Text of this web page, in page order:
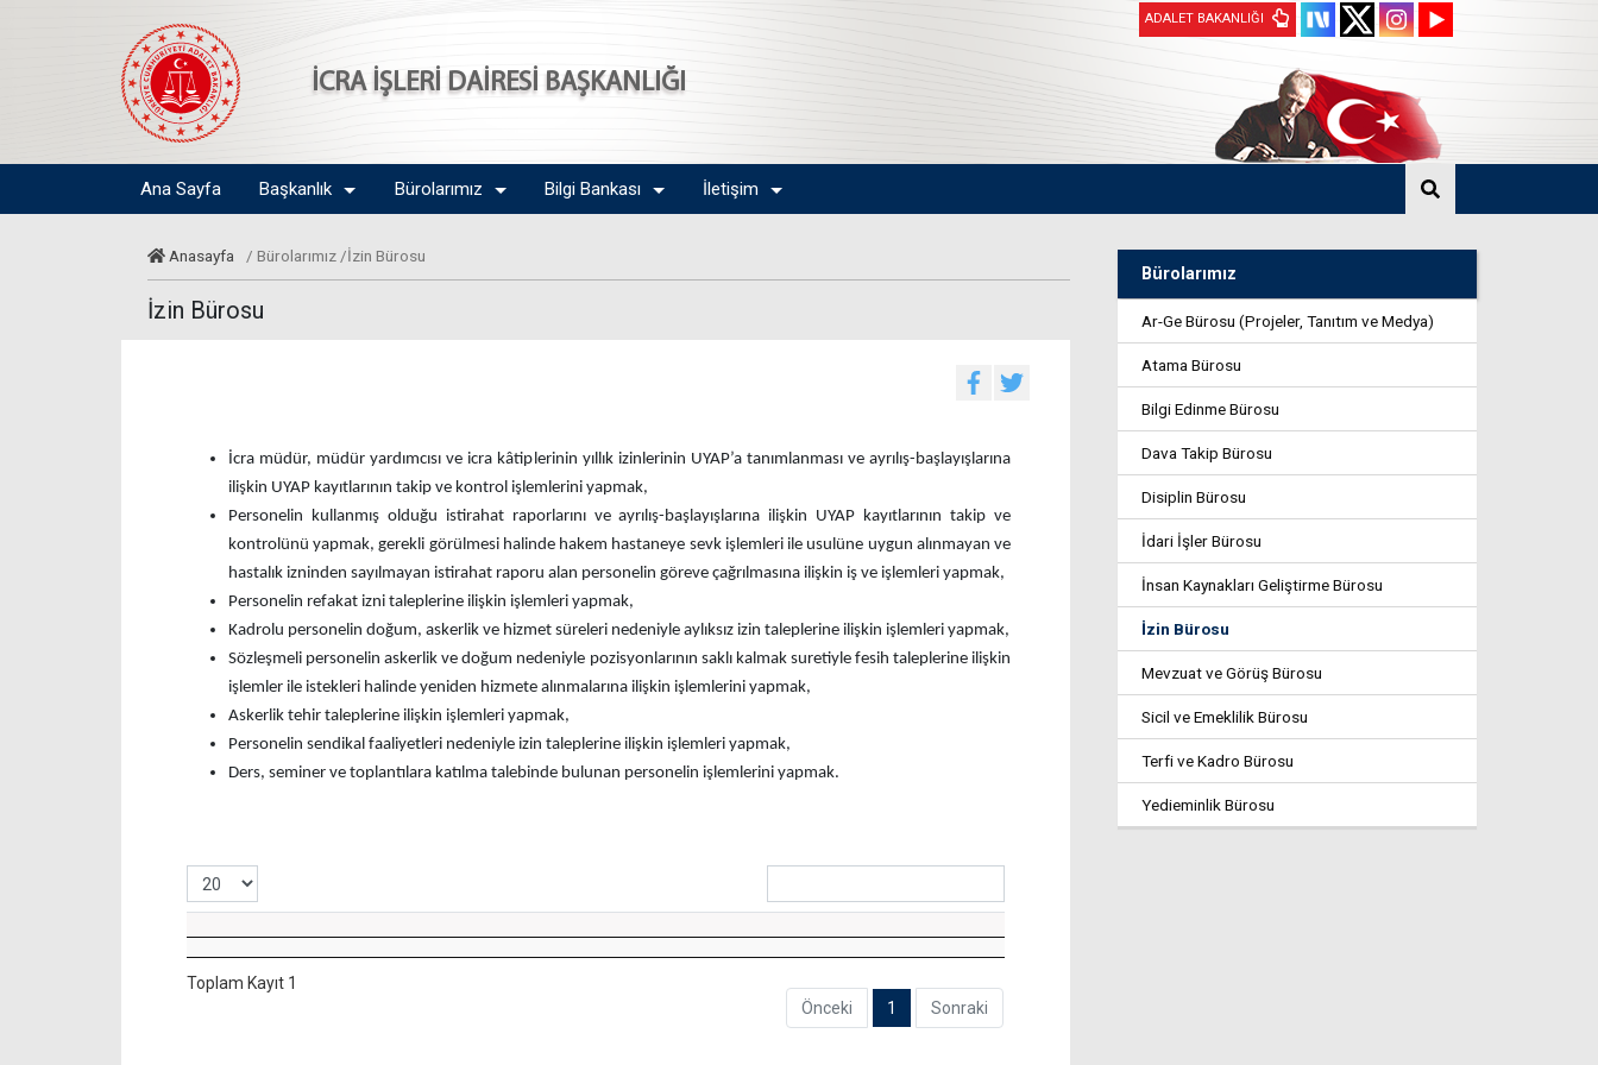
İCRA İŞLERİ DAİRESİ BAŞKANLIĞI
ADALET BAKANLIĞI
Ana Sayfa Başkanlık Bürolarımız Bilgi Bankası İletişim
Anasayfa / Bürolarımız /İzin Bürosu
İzin Bürosu
İcra müdür, müdür yardımcısı ve icra kâtiplerinin yıllık izinlerinin UYAP’a tanımlanması ve ayrılış-başlayışlarına
ilişkin UYAP kayıtlarının takip ve kontrol işlemlerini yapmak,
Personelin kullanmış olduğu istirahat raporlarını ve ayrılış-başlayışlarına ilişkin UYAP kayıtlarının takip ve
kontrolünü yapmak, gerekli görülmesi halinde hakem hastaneye sevk işlemleri ile usulüne uygun alınmayan ve
hastalık izninden sayılmayan istirahat raporu alan personelin göreve çağrılmasına ilişkin iş ve işlemleri yapmak,
Personelin refakat izni taleplerine ilişkin işlemleri yapmak,
Kadrolu personelin doğum, askerlik ve hizmet süreleri nedeniyle aylıksız izin taleplerine ilişkin işlemleri yapmak,
Sözleşmeli personelin askerlik ve doğum nedeniyle pozisyonlarının saklı kalmak suretiyle fesih taleplerine ilişkin
işlemler ile istekleri halinde yeniden hizmete alınmalarına ilişkin işlemlerini yapmak,
Askerlik tehir taleplerine ilişkin işlemleri yapmak,
Personelin sendikal faaliyetleri nedeniyle izin taleplerine ilişkin işlemleri yapmak,
Ders, seminer ve toplantılara katılma talebinde bulunan personelin işlemlerini yapmak.
Toplam Kayıt 1
Önceki
1 Sonraki
Bürolarımız
Ar-Ge Bürosu (Projeler, Tanıtım ve Medya)
Atama Bürosu
Bilgi Edinme Bürosu
Dava Takip Bürosu
Disiplin Bürosu
İdari İşler Bürosu
İnsan Kaynakları Geliştirme Bürosu
İzin Bürosu
Mevzuat ve Görüş Bürosu
Sicil ve Emeklilik Bürosu
Terfi ve Kadro Bürosu
Yedieminlik Bürosu